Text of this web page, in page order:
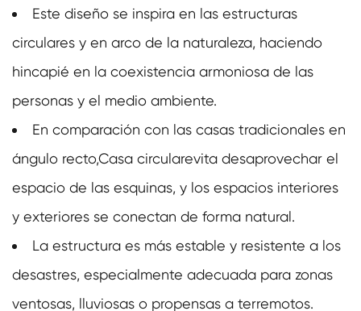
Este diseño se inspira en las estructuras
circulares y en arco de la naturaleza, haciendo
hincapié en la coexistencia armoniosa de las
personas y el medio ambiente.
En comparación con las casas tradicionales en
ángulo recto,Casa circularevita desaprovechar el
espacio de las esquinas, y los espacios interiores
y exteriores se conectan de forma natural.
La estructura es más estable y resistente a los
desastres, especialmente adecuada para zonas
ventosas, lluviosas o propensas a terremotos.